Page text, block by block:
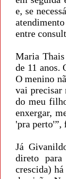
e, se
entre
Maria
de 11 anos.
O menino
vai precisar
do meu
enxergar,
'pra perto'”,
Já
direto
crescida)